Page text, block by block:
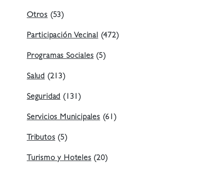
Otros (53)
Participación Vecinal(472)
Programas Sociales(5)
Salud (213)
Seguridad(131)
Servicios Municipales(61)
Tributos(5)
Turismo y Hoteles(20)